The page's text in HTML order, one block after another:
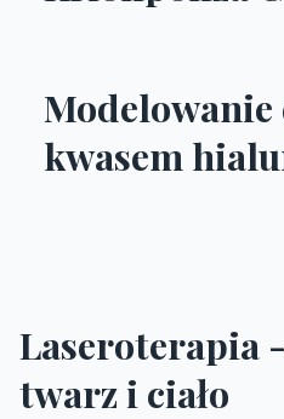
Modelowanie
kwasem
Laseroterapia
twarz i ciało